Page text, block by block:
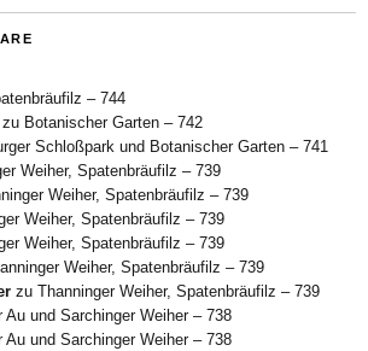
– 744
Botanischer Garten – 742
Schloßpark und Botanischer Garten – 741
Weiher, Spatenbräufilz – 739
Weiher, Spatenbräufilz – 739
Weiher, Spatenbräufilz – 739
Weiher, Spatenbräufilz – 739
Weiher, Spatenbräufilz – 739
zu Thanninger Weiher, Spatenbräufilz – 739
Au und Sarchinger Weiher – 738
Au und Sarchinger Weiher – 738